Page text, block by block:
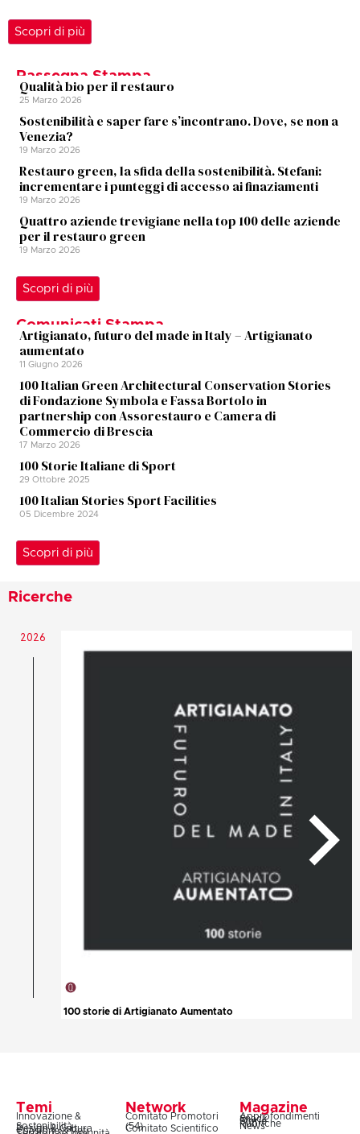
Scopri di più
Rassegna Stampa
Qualità bio per il restauro
25 Marzo 2026
Sostenibilità e saper fare s’incontrano. Dove, se non a
Venezia?
19 Marzo 2026
Restauro green, la sfida della sostenibilità. Stefani:
incrementare i punteggi di accesso ai finaziamenti
19 Marzo 2026
Quattro aziende trevigiane nella top 100 delle aziende
per il restauro green
19 Marzo 2026
Scopri di più
Comunicati Stampa
Artigianato, futuro del made in Italy – Artigianato
aumentato
11 Giugno 2026
100 Italian Green Architectural Conservation Stories
di Fondazione Symbola e Fassa Bortolo in
partnership con Assorestauro e Camera di
Commercio di Brescia
17 Marzo 2026
100 Storie Italiane di Sport
29 Ottobre 2025
100 Italian Stories Sport Facilities
05 Dicembre 2024
Scopri di più
Ricerche
2026
100 storie di Artigianato Aumentato
Temi
Innovazione &
Sostenibilità
Design & Cultura
Coesione & Reti
Network
Comitato Promotori
(54)
Comitato Scientifico
Magazine
Approfondimenti
Snack
Storie
Rubriche
News